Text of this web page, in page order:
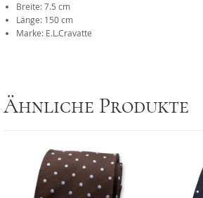
Breite: 7.5 cm
Länge: 150 cm
Marke: E.L.Cravatte
Ähnliche Produkte